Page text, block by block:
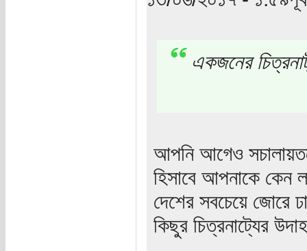
একজনের
আপনি আগেও
হিসাবে আপনাকে কেন
দেশের সবচেয়ে জোরে
কিছুর চিত্রনাট্যের